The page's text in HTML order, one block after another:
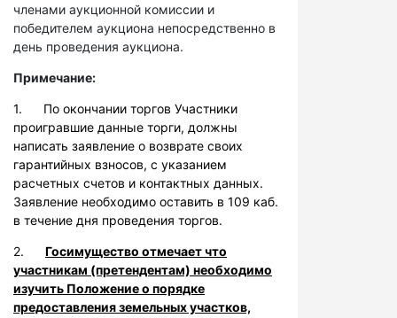
членами аукционной комиссии и
победителем аукциона непосредственно в
день проведения аукциона.
Примечание:
1. По окончании торгов Участники
проигравшие данные торги, должны
написать заявление о возврате своих
гарантийных взносов, с указанием
расчетных счетов и контактных данных.
Заявление необходимо оставить в 109 каб.
в течение дня проведения торгов.
2. Госимущество отмечает что
участникам (претендентам) необходимо
изучить Положение о порядке
предоставления земельных участков,